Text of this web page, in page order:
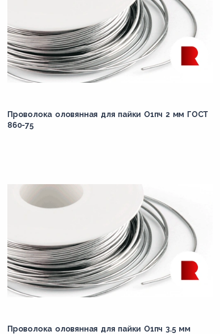
Проволока оловянная для пайки О1пч 2 мм ГОСТ
860-75
Проволока оловянная для пайки О1пч 3.5 мм